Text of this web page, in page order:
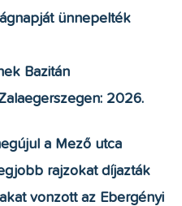
ünnepelték
Bazitán
2026.
a Mező utca
rajzokat díjazták
vonzott az Ebergényi